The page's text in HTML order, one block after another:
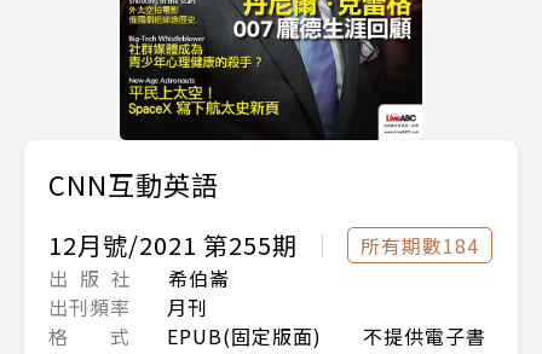
CNN互動英語
12月號/2021 第255期
所有期數184
出 版 社
希伯崙
出刊頻率
月刊
格 式
EPUB(固定版面) 不提供電子書